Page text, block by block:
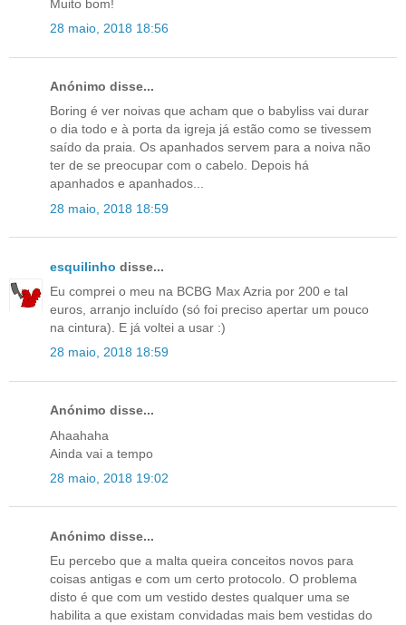
Muito bom!
28 maio, 2018 18:56
Anónimo disse...
Boring é ver noivas que acham que o babyliss vai durar
o dia todo e à porta da igreja já estão como se tivessem
saído da praia. Os apanhados servem para a noiva não
ter de se preocupar com o cabelo. Depois há
apanhados e apanhados...
28 maio, 2018 18:59
esquilinho disse...
Eu comprei o meu na BCBG Max Azria por 200 e tal
euros, arranjo incluído (só foi preciso apertar um pouco
na cintura). E já voltei a usar :)
28 maio, 2018 18:59
Anónimo disse...
Ahaahaha
Ainda vai a tempo
28 maio, 2018 19:02
Anónimo disse...
Eu percebo que a malta queira conceitos novos para
coisas antigas e com um certo protocolo. O problema
disto é que com um vestido destes qualquer uma se
habilita a que existam convidadas mais bem vestidas do